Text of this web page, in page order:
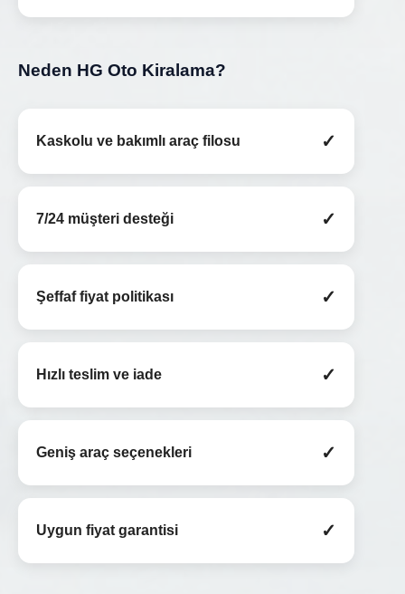
Neden HG Oto Kiralama?
Kaskolu ve bakımlı araç filosu ✓
7/24 müşteri desteği ✓
Şeffaf fiyat politikası ✓
Hızlı teslim ve iade ✓
Geniş araç seçenekleri ✓
Uygun fiyat garantisi ✓